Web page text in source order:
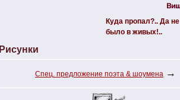
Куда пропал?.. Да не
было в живых!..
Рисунки
Спец. предложение поэта & шоумена →